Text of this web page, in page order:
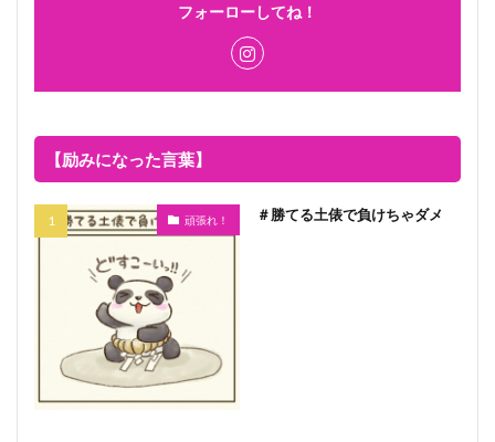
フォーローしてね！
【励みになった言葉】
頑張れ！ ＃勝てる土俵で負けちゃダメ